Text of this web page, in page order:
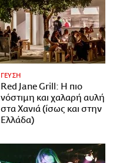
ΓΕΥΣΗ
Red Jane Grill: Η πιο
νόστιμη και χαλαρή αυλή
στα Χανιά (ίσως και στην
Ελλάδα)